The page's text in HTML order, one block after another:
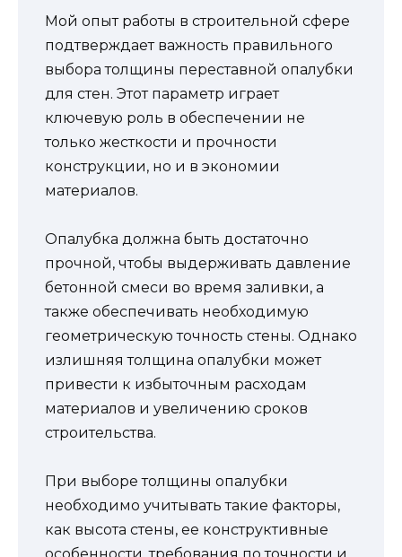
Мой опыт работы в строительной сфере
подтверждает важность правильного
выбора толщины переставной опалубки
для стен. Этот параметр играет
ключевую роль в обеспечении не
только жесткости и прочности
конструкции, но и в экономии
материалов.
Опалубка должна быть достаточно
прочной, чтобы выдерживать давление
бетонной смеси во время заливки, а
также обеспечивать необходимую
геометрическую точность стены. Однако
излишняя толщина опалубки может
привести к избыточным расходам
материалов и увеличению сроков
строительства.
При выборе толщины опалубки
необходимо учитывать такие факторы,
как высота стены, ее конструктивные